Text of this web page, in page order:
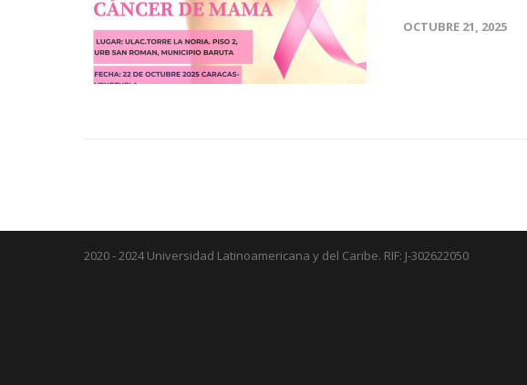
OCTUBRE 21, 2025
2020 - 2024 Universidad Latinoamericana y del Caribe. RIF: J-302622050